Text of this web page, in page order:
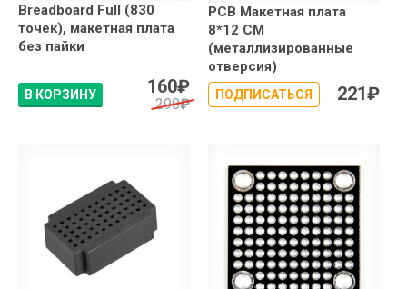
Breadboard Full (830
точек), макетная плата
без пайки
В КОРЗИНУ 160₽
290₽
PCB Макетная плата
8*12 СМ
(металлизированные
отверсия)
ПОДПИСАТЬСЯ 221₽